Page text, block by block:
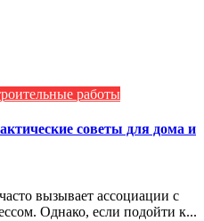
работы
советы для дома и
вызывает ассоциации с
Однако, если подойти к...